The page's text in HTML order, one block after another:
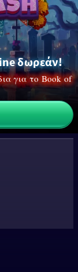
δωρεάν!
για το Book of